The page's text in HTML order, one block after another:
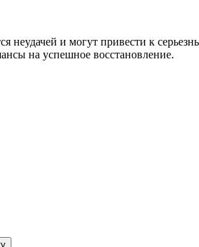
неудачей и могут привести к
на успешное восстановление.